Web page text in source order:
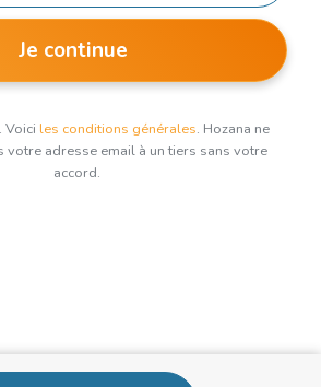
Je continue
Voici les conditions générales. Hozana ne
votre adresse email à un tiers sans votre
accord.